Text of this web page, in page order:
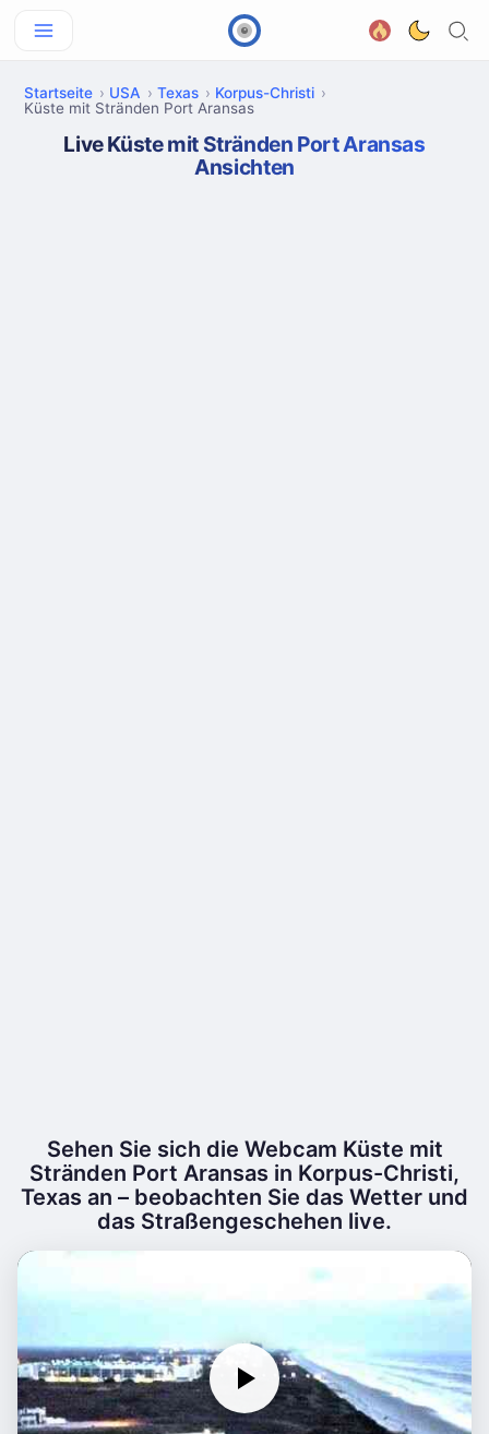
Startseite USA Texas
Korpus-Christi
Küste mit Stränden Port Aransas
Live Küste mit Stränden Port Aransas
Ansichten
Sehen Sie sich die Webcam Küste mit
Stränden Port Aransas in Korpus-Christi,
Texas an – beobachten Sie das Wetter und
das Straßengeschehen live.